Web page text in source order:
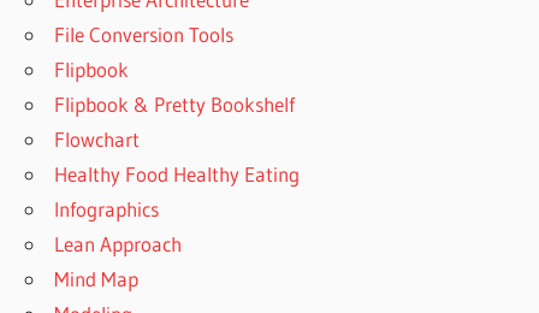
File Conversion Tools
Flipbook
Flipbook & Pretty Bookshelf
Flowchart
Healthy Food Healthy Eating
Infographics
Lean Approach
Mind Map